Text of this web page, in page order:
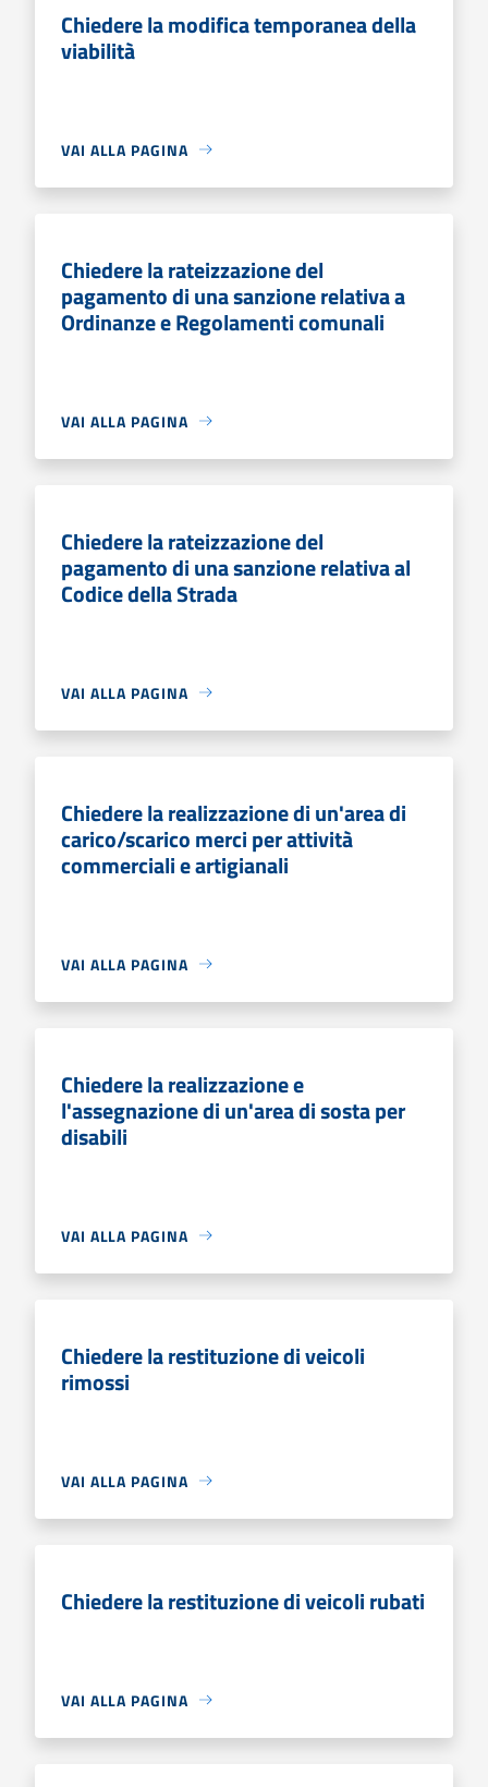
Chiedere la modifica temporanea della
viabilità
VAI ALLA PAGINA
Chiedere la rateizzazione del
pagamento di una sanzione relativa a
Ordinanze e Regolamenti comunali
VAI ALLA PAGINA
Chiedere la rateizzazione del
pagamento di una sanzione relativa al
Codice della Strada
VAI ALLA PAGINA
Chiedere la realizzazione di un'area di
carico/scarico merci per attività
commerciali e artigianali
VAI ALLA PAGINA
Chiedere la realizzazione e
l'assegnazione di un'area di sosta per
disabili
VAI ALLA PAGINA
Chiedere la restituzione di veicoli
rimossi
VAI ALLA PAGINA
Chiedere la restituzione di veicoli rubati
VAI ALLA PAGINA